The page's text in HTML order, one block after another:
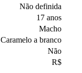
Não definida
17 anos
Macho
Caramelo a branco
Não
R$